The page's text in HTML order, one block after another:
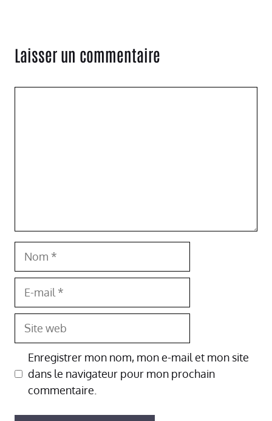
Laisser un commentaire
Nom
Site
Enregistrer mon nom, mon e-mail et mon site
dans le navigateur pour mon prochain
commentaire.